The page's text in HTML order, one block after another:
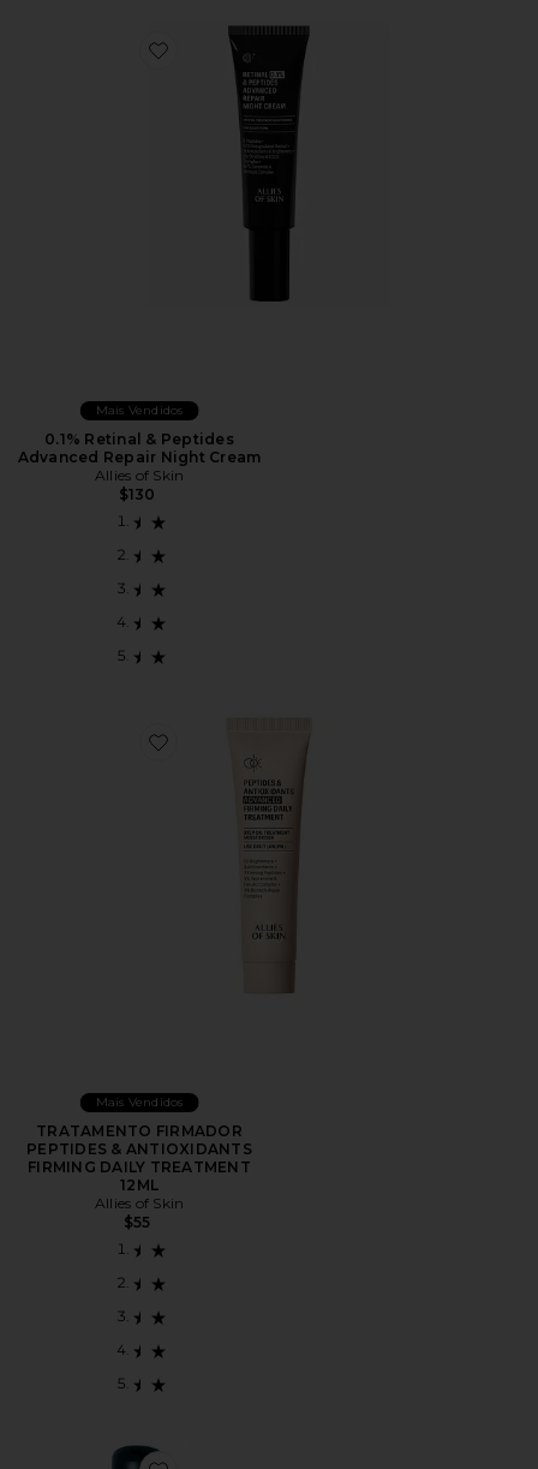
Favorite 0.1% Retinal & Peptides Advanced Repair
Mais Vendidos
0.1% Retinal & Peptides
Advanced Repair Night Cream
Allies of Skin
$130
Favorite TRATAMENTO FIRMADOR PEPTIDES &
Mais Vendidos
TRATAMENTO FIRMADOR
PEPTIDES & ANTIOXIDANTS
FIRMING DAILY TREATMENT
12ML
Allies of Skin
$55